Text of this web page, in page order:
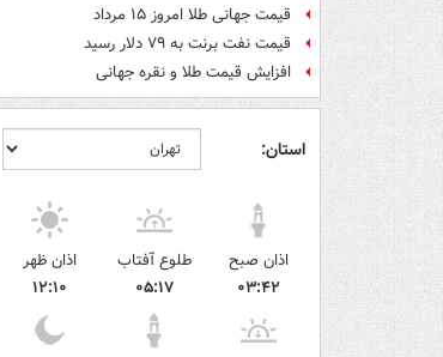
قیمت جهانی طلا امروز ۱۵ مرداد
قیمت نفت برنت به ۷۹ دلار رسید
افزایش قیمت طلا و نقره جهانی
استان:
اذان صبح
۰۳:۴۲
طلوع آفتاب
۰۵:۱۷
اذان ظهر
۱۲:۱۰